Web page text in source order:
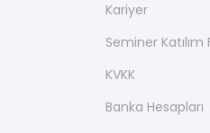
Kariyer
Seminer Katılım
KVKK
Banka Hesapları